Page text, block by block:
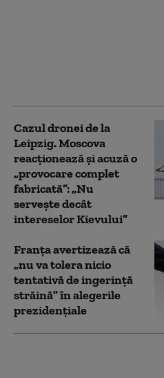
Cazul dronei de la
Leipzig. Moscova
reacționează și acuză o
„provocare complet
fabricată”: „Nu
serveşte decât
intereselor Kievului”
Franţa avertizează că
„nu va tolera nicio
tentativă de ingerinţă
străină” în alegerile
prezidenţiale